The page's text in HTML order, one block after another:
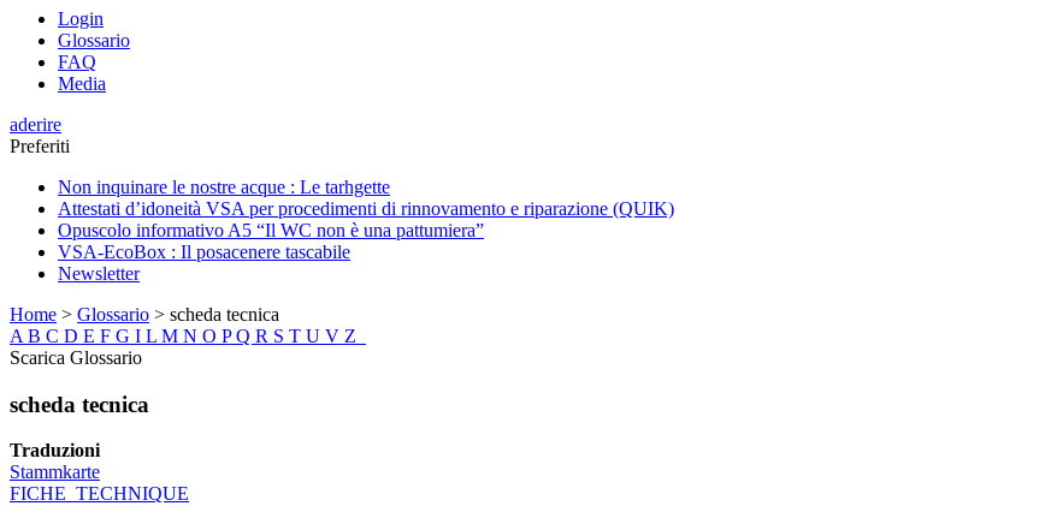
Login
Glossario
FAQ
Media
aderire
Preferiti
Non inquinare le nostre acque : Le tarhgette
Attestati d’idoneità VSA per procedimenti di rinnovamento e riparazione (QUIK)
Opuscolo informativo A5 “Il WC non è una pattumiera”
VSA-EcoBox : Il posacenere tascabile
Newsletter
Home > Glossario > scheda tecnica
A B C D E F G I L M N O PQ R S T U V Z
Scarica Glossario
scheda tecnica
Traduzioni
Stammkarte
FICHE_TECHNIQUE